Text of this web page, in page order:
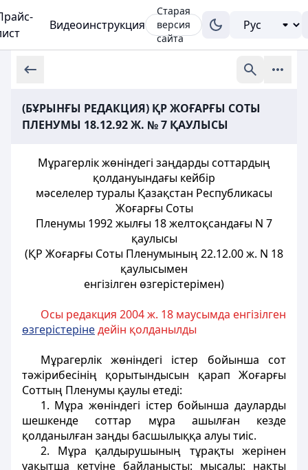
Видеоинструкция
Старая
версия
сайта
(БҰРЫНҒЫ РЕДАКЦИЯ) ҚР ЖОҒАРҒЫ СОТЫ
ПЛЕНУМЫ 18.12.92 Ж. № 7 ҚАУЛЫСЫ
Мұрагерлік жөніндегі заңдарды соттардың
қолдануындағы кейбір
мәселелер туралы Қазақстан Республикасы
Жоғарғы Соты
Пленумы 1992 жылғы 18 желтоқсандағы N 7
қаулысы
(ҚР Жоғарғы Соты Пленумының 22.12.00 ж. N 18
қаулысымен
енгізілген өзгерістерімен)
Осы редакция 2004 ж. 18 маусымда енгізілген
өзгерістерінедейін қолданылды
Мұрагерлік жөніндегі істер бойынша сот
тәжірибесінің қорытындысын қарап Жоғарғы
Соттың Пленумы қаулы етеді:
1. Мұра жөніндегі істер бойынша дауларды
шешкенде соттар мұра ашылған кезде
қолданылған заңды басшылыққа алуы тиіс.
2. Мұра қалдырушының тұрақты жерінен
уақытша кетуіне байланысты: мысалы: нақты